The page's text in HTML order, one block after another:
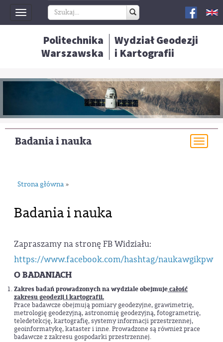
Toggle
navigation
Politechnika
Warszawska
Wydział Geodezji
i Kartografii
Badania i nauka
Strona główna »
Badania i nauka
Zapraszamy na stronę FB Widziału:
https://www.facebook.com/hashtag/naukawgikpw
O BADANIACH
Zakres badań prowadzonych na wydziale obejmujecałość
zakresu geodezji i kartografii.
Prace badawcze obejmują pomiary geodezyjne, grawimetrię,
metrologię geodezyjną, astronomię geodezyjną, fotogrametrię,
teledetekcję, kartografię, systemy informacji przestrzennej,
geoinformatykę, kataster i inne. Prowadzone są również prace
badawcze z zakresu gospodarki przestrzennej.